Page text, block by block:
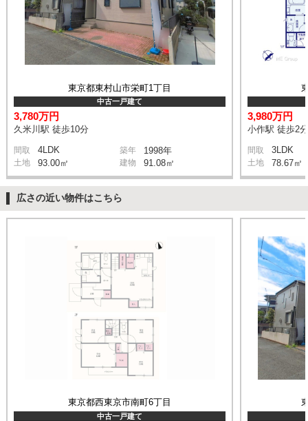
東京都東村山市栄町1丁目
中古一戸建て
3,780万円
久米川駅 徒歩10分
間取 4LDK 築年 1998年
土地 93.00㎡ 建物 91.08㎡
3,980万円
小作駅 徒歩2分
間取 3LDK
土地 78.67㎡
広さの近い物件はこちら
東京都西東京市南町6丁目
中古一戸建て